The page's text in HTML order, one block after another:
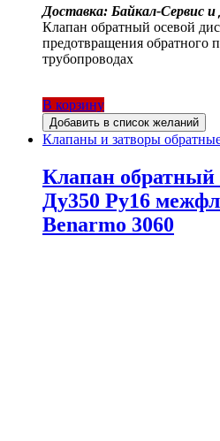
Доставка: Байкал-Сервис
Клапан обратный осевой
предотвращения обратного
трубопроводах
В корзину
Добавить в список желаний
Клапаны и затворы
Клапан обратный
Ду350 Ру16
Benarmo 3060